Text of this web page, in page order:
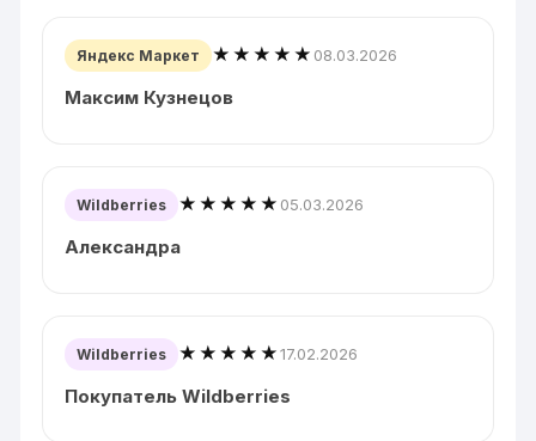
Яндекс Маркет ★★★★★ 08.03.2026
Максим Кузнецов
Wildberries ★★★★★ 05.03.2026
Александра
Wildberries ★★★★★17.02.2026
Покупатель Wildberries